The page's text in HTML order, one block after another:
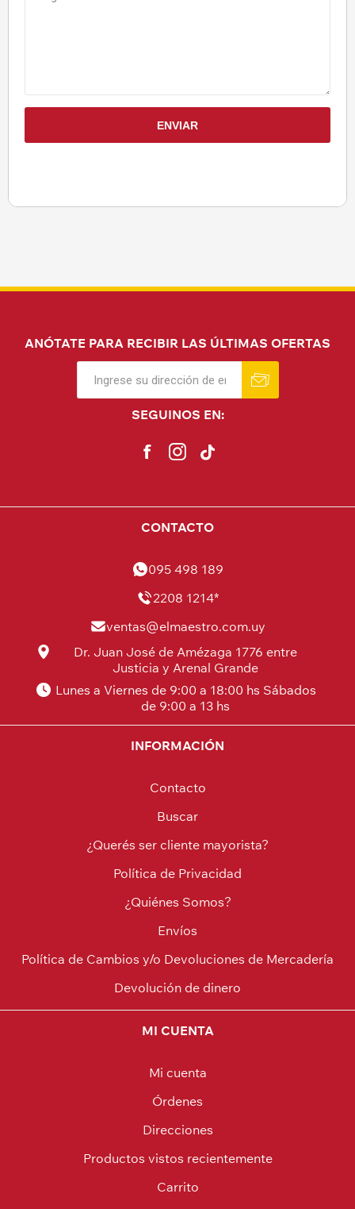
ANÓTATE PARA RECIBIR LAS ÚLTIMAS OFERTAS
SEGUINOS EN:
CONTACTO
095 498 189
2208 1214*
ventas@elmaestro.com.uy
Dr. Juan José de Amézaga 1776 entre
Justicia y Arenal Grande
Lunes a Viernes de 9:00 a 18:00 hs Sábados
de 9:00 a 13 hs
INFORMACIÓN
Contacto
Buscar
¿Querés ser cliente mayorista?
Política de Privacidad
¿Quiénes Somos?
Envíos
Política de Cambios y/o Devoluciones de Mercadería
Devolución de dinero
MI CUENTA
Mi cuenta
Órdenes
Direcciones
Productos vistos recientemente
Carrito